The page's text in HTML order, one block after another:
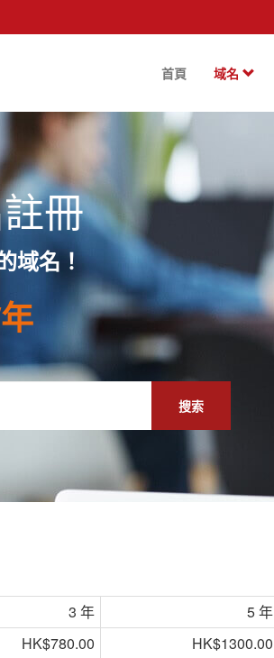
首頁 域名
冊
域名！
搜索
3 年 5 年
HK$780.00 HK$1300.00